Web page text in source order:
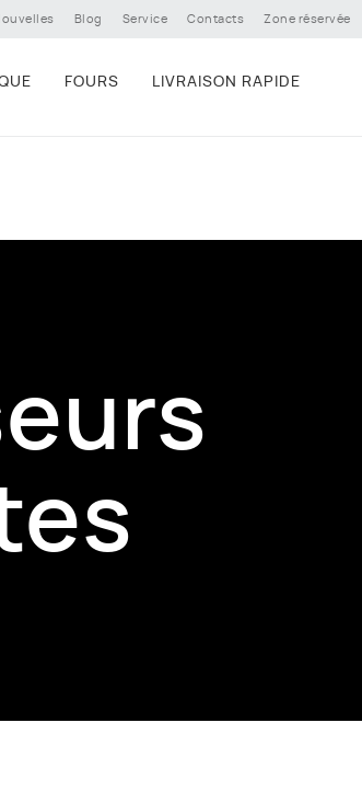
Blog Service Contacts Zone réservée
FOURS LIVRAISON RAPIDE